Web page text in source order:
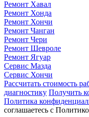
Ремонт Хавал
Ремонт Хонда
Ремонт Хончи
Ремонт Чанган
Ремонт Чери
Ремонт Шевроле
Ремонт Ягуар
Сервис Мазда
Сервис Хончи
Рассчитать стоимость
диагностику Получить
Политика
соглашаетесь с